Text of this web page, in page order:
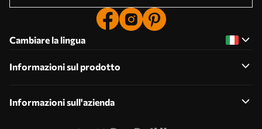
Cambiare la lingua
Informazioni sul prodotto
Informazioni sull'azienda